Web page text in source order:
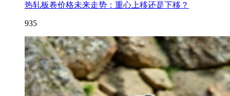
热轧板卷价格未来走势：重心上移还是下移？
935